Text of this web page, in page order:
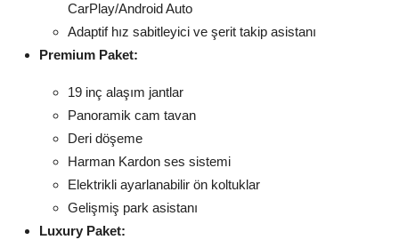
CarPlay/Android Auto
Adaptif hız sabitleyici ve şerit takip asistanı
Premium Paket:
19 inç alaşım jantlar
Panoramik cam tavan
Deri döşeme
Harman Kardon ses sistemi
Elektrikli ayarlanabilir ön koltuklar
Gelişmiş park asistanı
Luxury Paket: